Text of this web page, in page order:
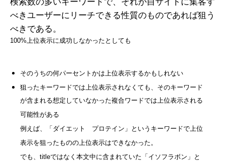
べきユーザーにリーチできる性質のものであれば狙う
べきである。
100%上位表示に成功しなかったとしても
そのうちの何パーセントかは上位表示するかもしれない
狙ったキーワードでは上位表示されなくても、そのキーワード
が含まれる想定していなかった複合ワードでは上位表示される
可能性がある
例えば、「ダイエット プロテイン」というキーワードで上位
表示を狙ったものの上位表示はできなかった。
でも、titleではなく本文中に含まれていた「イソフラボン」と